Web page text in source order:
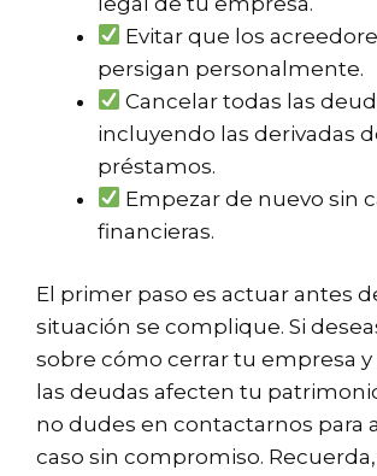
Evitar que los
persigan personalmente.
Cancelar todas las
incluyendo las derivadas
préstamos.
Empezar de nuevo sin
financieras.
El primer paso es actuar antes
situación se complique. Si
sobre cómo cerrar tu empresa y
las deudas afecten tu
no dudes en contactarnos para
caso sin compromiso.